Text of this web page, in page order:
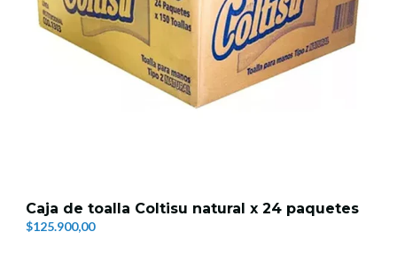
Caja de toalla Coltisu natural x 24 paquetes
$125.900,00